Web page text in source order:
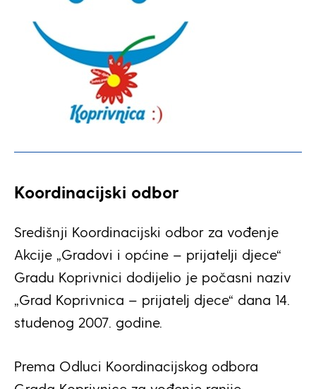
Koordinacijski odbor
Središnji Koordinacijski odbor za vođenje
Akcije „Gradovi i općine – prijatelji djece“
Gradu Koprivnici dodijelio je počasni naziv
„Grad Koprivnica – prijatelj djece“ dana 14.
studenog 2007. godine.
Prema Odluci Koordinacijskog odbora